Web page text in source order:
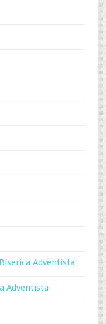
Adventista
Adventista